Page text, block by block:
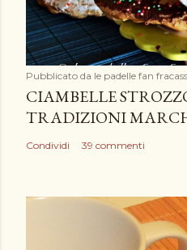
o
m
m
e
n
t
o
Pubblicato da le padelle fan
CIAMBELLE
TRADIZIONI
Condividi 39 commenti